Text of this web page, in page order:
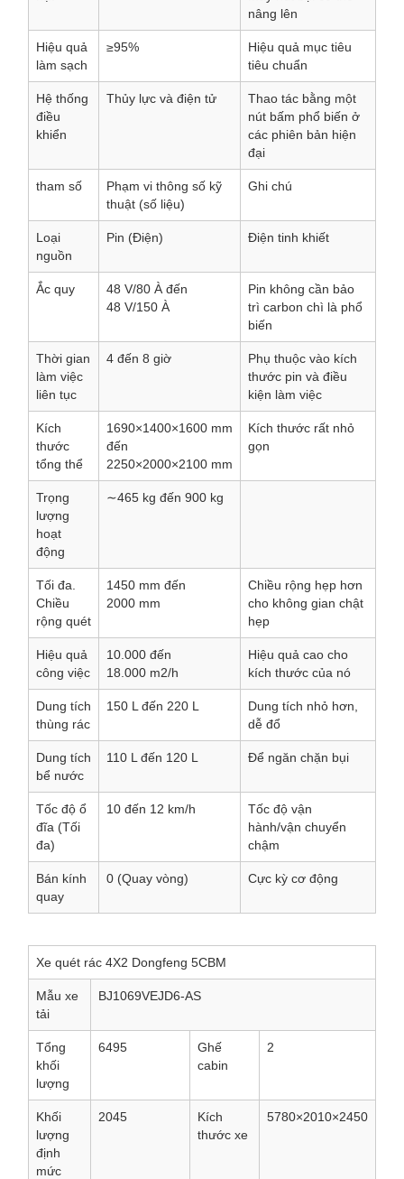
nâng lên
Hiệu quả
làm sạch
≥95%
Hiệu quả mục tiêu
tiêu chuẩn
Hệ thống
điều
khiển
Thủy lực và điện tử
Thao tác bằng một
nút bấm phổ biến ở
các phiên bản hiện
đại
tham số
Phạm vi thông số kỹ
thuật (số liệu)
Ghi chú
Loại
nguồn
Pin (Điện) Điện tinh khiết
Ắc quy 48 V/80 À đến
48 V/150 À
Pin không cần bảo
trì carbon chì là phổ
biến
Thời gian
làm việc
liên tục
4 đến 8 giờ
Phụ thuộc vào kích
thước pin và điều
kiện làm việc
Kích
thước
tổng thể
1690×1400×1600 mm
đến
2250×2000×2100 mm
Kích thước rất nhỏ
gọn
Trọng
lượng
hoạt
động
∼465 kg đến 900 kg
Tối đa.
Chiều
rộng quét
1450 mm đến
2000 mm
Chiều rộng hẹp hơn
cho không gian chật
hẹp
Hiệu quả
công việc
10.000 đến
18.000 m2/h
Hiệu quả cao cho
kích thước của nó
Dung tích
thùng rác
150 L đến 220 L
Dung tích nhỏ hơn,
dễ đổ
Dung tích
bể nước
110 L đến 120 L Để ngăn chặn bụi
Tốc độ ổ
đĩa (Tối
đa)
10 đến 12 km/h
Tốc độ vận
hành/vận chuyển
chậm
Bán kính
quay
0 (Quay vòng) Cực kỳ cơ động
Xe quét rác 4X2 Dongfeng 5CBM
Mẫu xe
tải
BJ1069VEJD6-AS
Tổng
khối
lượng
6495
Ghế
cabin
2
Khối
lượng
định
mức
2045
Kích
thước xe
5780×2010×2450